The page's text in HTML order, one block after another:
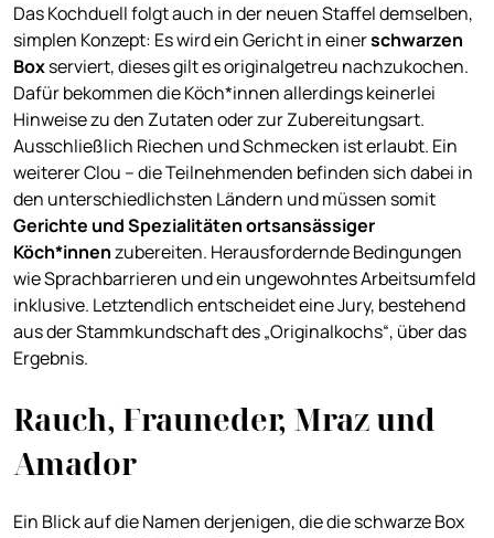
Das Kochduell folgt auch in der neuen Staffel demselben,
simplen Konzept: Es wird ein Gericht in einerschwarzen
Boxserviert, dieses gilt es originalgetreu nachzukochen.
Dafür bekommen die Köch*innen allerdings keinerlei
Hinweise zu den Zutaten oder zur Zubereitungsart.
Ausschließlich Riechen und Schmecken ist erlaubt. Ein
weiterer Clou – die Teilnehmenden befinden sich dabei in
den unterschiedlichsten Ländern und müssen somit
Gerichte und Spezialitäten ortsansässiger
Köch*innenzubereiten. Herausfordernde Bedingungen
wie Sprachbarrieren und ein ungewohntes Arbeitsumfeld
inklusive. Letztendlich entscheidet eine Jury, bestehend
aus der Stammkundschaft des „Originalkochs“, über das
Ergebnis.
Rauch, Frauneder, Mraz und
Amador
Ein Blick auf die Namen derjenigen, die die schwarze Box